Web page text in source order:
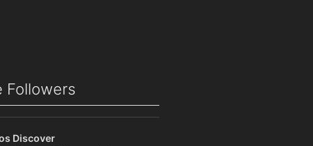
Followers
Discover